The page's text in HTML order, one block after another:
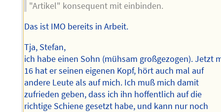
"Artikel" konsequent mit einbinden.
Das ist IMO bereits in Arbeit.
Tja, Stefan,
ich habe einen Sohn (mühsam großgezogen). Jetzt
16 hat er seinen eigenen Kopf, hört auch mal auf
andere Leute als auf mich. Ich muß mich damit
zufrieden geben, dass ich ihn hoffentlich auf die
richtige Schiene gesetzt habe, und kann nur noch